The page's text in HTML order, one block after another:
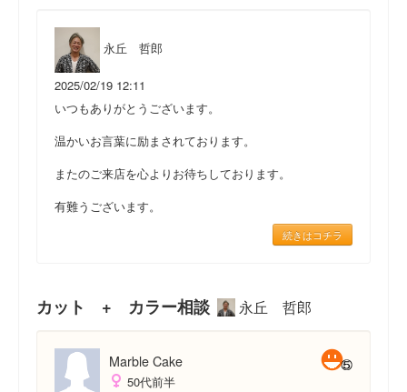
永丘 哲郎
2025/02/19 12:11
いつもありがとうございます。
温かいお言葉に励まされております。
またのご来店を心よりお待ちしております。
有難うございます。
続きはコチラ
カット + カラー相談 永丘 哲郎
Marble Cake
50代前半